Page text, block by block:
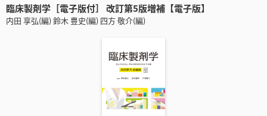
臨床製剤学［電子版付］ 改訂第5版増補【電子版】
内田 享弘(編) 鈴木 豊史(編) 四方 敬介(編)